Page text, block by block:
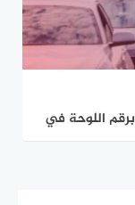
اللوحة في